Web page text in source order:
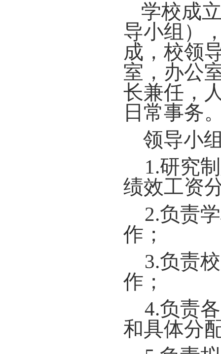
学校成
导小组）
成，校领
室，办公
长兼任，
日常事务
领导小
1.研究
绩效工资
2.负责
作；
3.负责
作；
4.负责
和具体分